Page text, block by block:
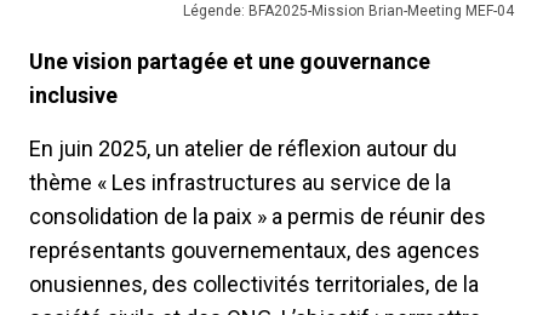
Légende: BFA2025-Mission Brian-Meeting MEF-04
Une vision partagée et une gouvernance
inclusive
En juin 2025, un atelier de réflexion autour du
thème « Les infrastructures au service de la
consolidation de la paix » a permis de réunir des
représentants gouvernementaux, des agences
onusiennes, des collectivités territoriales, de la